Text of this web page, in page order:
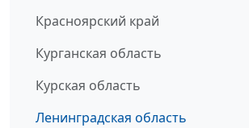
Красноярский край
Курганская область
Курская область
Ленинградская область